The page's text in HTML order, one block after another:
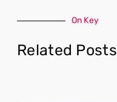
On Key
Related Posts